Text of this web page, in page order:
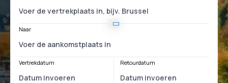
Naar
Vertrekdatum Retourdatum